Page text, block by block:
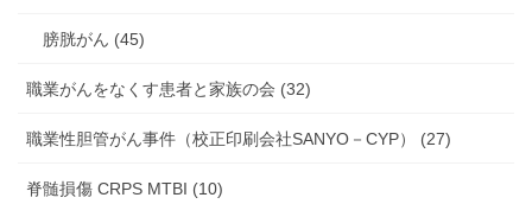
膀胱がん (45)
職業がんをなくす患者と家族の会 (32)
職業性胆管がん事件（校正印刷会社SANYO－CYP） (27)
脊髄損傷 CRPS MTBI (10)